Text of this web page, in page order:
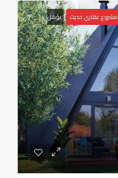
مشروع عقاري حديث
يؤهل